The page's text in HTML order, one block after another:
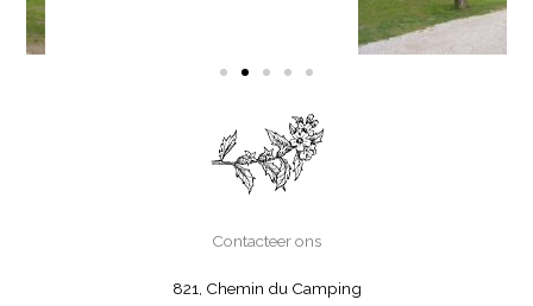
Contacteer ons
821, Chemin du Camping